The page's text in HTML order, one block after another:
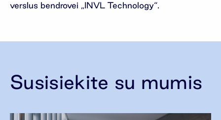
verslus bendrovei „INVL Technology“.
Susisiekite su mumis